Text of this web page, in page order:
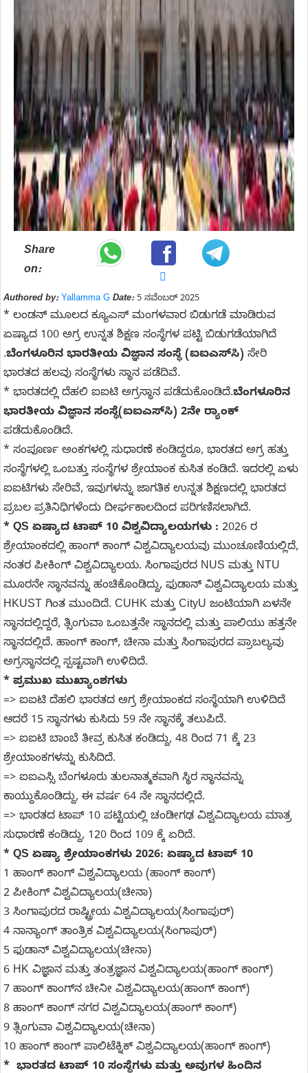
Share
on:
Authored by: Yallamma G Date:5 ನವೆಂಬರ್ 2025
* ಲಂಡನ್‌ ಮೂಲದ ಕ್ಯೂಎಸ್‌ ಮಂಗಳವಾರ ಬಿಡುಗಡೆ ಮಾಡಿರುವ
ಏಷ್ಯಾದ 100 ಅಗ್ರ ಉನ್ನತ ಶಿಕ್ಷಣ ಸಂಸ್ಥೆಗಳ ಪಟ್ಟಿ ಬಿಡುಗಡೆಯಾಗಿದೆ
.ಬೆಂಗಳೂರಿನ ಭಾರತೀಯ ವಿಜ್ಞಾನ ಸಂಸ್ಥೆ (ಐಐಎಸ್‌ಸಿ) ಸೇರಿ
ಭಾರತದ ಹಲವು ಸಂಸ್ಥೆಗಳು ಸ್ಥಾನ ಪಡೆದಿವೆ.
* ಭಾರತದಲ್ಲಿ ದೆಹಲಿ ಐಐಟಿ ಅಗ್ರಸ್ಥಾನ ಪಡೆದುಕೊಂಡಿದೆ.ಬೆಂಗಳೂರಿನ
ಭಾರತೀಯ ವಿಜ್ಞಾನ ಸಂಸ್ಥೆ(ಐಐಎಸ್‌ಸಿ) 2ನೇ ರ‍್ಯಾಂಕ್
ಪಡೆದುಕೊಂಡಿದೆ.
* ಸಂಪೂರ್ಣ ಅಂಕಗಳಲ್ಲಿ ಸುಧಾರಣೆ ಕಂಡಿದ್ದರೂ, ಭಾರತದ ಅಗ್ರ ಹತ್ತು
ಸಂಸ್ಥೆಗಳಲ್ಲಿ ಒಂಬತ್ತು ಸಂಸ್ಥೆಗಳ ಶ್ರೇಯಾಂಕ ಕುಸಿತ ಕಂಡಿದೆ. ಇದರಲ್ಲಿ ಏಳು
ಐಐಟಿಗಳು ಸೇರಿವೆ, ಇವುಗಳನ್ನು ಜಾಗತಿಕ ಉನ್ನತ ಶಿಕ್ಷಣದಲ್ಲಿ ಭಾರತದ
ಪ್ರಬಲ ಪ್ರತಿನಿಧಿಗಳೆಂದು ದೀರ್ಘಕಾಲದಿಂದ ಪರಿಗಣಿಸಲಾಗಿದೆ.
* QS ಏಷ್ಯಾದ ಟಾಪ್ 10 ವಿಶ್ವವಿದ್ಯಾಲಯಗಳು : 2026 ರ
ಶ್ರೇಯಾಂಕದಲ್ಲಿ ಹಾಂಗ್ ಕಾಂಗ್ ವಿಶ್ವವಿದ್ಯಾಲಯವು ಮುಂಚೂಣಿಯಲ್ಲಿದೆ,
ನಂತರ ಪೀಕಿಂಗ್ ವಿಶ್ವವಿದ್ಯಾಲಯ. ಸಿಂಗಾಪುರದ NUS ಮತ್ತು NTU
ಮೂರನೇ ಸ್ಥಾನವನ್ನು ಹಂಚಿಕೊಂಡಿದ್ದು, ಫುಡಾನ್ ವಿಶ್ವವಿದ್ಯಾಲಯ ಮತ್ತು
HKUST ಗಿಂತ ಮುಂದಿದೆ. CUHK ಮತ್ತು CityU ಜಂಟಿಯಾಗಿ ಏಳನೇ
ಸ್ಥಾನದಲ್ಲಿದ್ದರೆ, ತ್ಸಿಂಗುವಾ ಒಂಬತ್ತನೇ ಸ್ಥಾನದಲ್ಲಿ ಮತ್ತು ಪಾಲಿಯು ಹತ್ತನೇ
ಸ್ಥಾನದಲ್ಲಿದೆ. ಹಾಂಗ್ ಕಾಂಗ್, ಚೀನಾ ಮತ್ತು ಸಿಂಗಾಪುರದ ಪ್ರಾಬಲ್ಯವು
ಅಗ್ರಸ್ಥಾನದಲ್ಲಿ ಸ್ಪಷ್ಟವಾಗಿ ಉಳಿದಿದೆ.
* ಪ್ರಮುಖ ಮುಖ್ಯಾಂಶಗಳು
=> ಐಐಟಿ ದೆಹಲಿ ಭಾರತದ ಅಗ್ರ ಶ್ರೇಯಾಂಕದ ಸಂಸ್ಥೆಯಾಗಿ ಉಳಿದಿದೆ
ಆದರೆ 15 ಸ್ಥಾನಗಳು ಕುಸಿದು 59 ನೇ ಸ್ಥಾನಕ್ಕೆ ತಲುಪಿದೆ.
=> ಐಐಟಿ ಬಾಂಬೆ ತೀವ್ರ ಕುಸಿತ ಕಂಡಿದ್ದು, 48 ರಿಂದ 71 ಕ್ಕೆ 23
ಶ್ರೇಯಾಂಕಗಳನ್ನು ಕುಸಿದಿದೆ.
=> ಐಐಎಸ್ಸಿ ಬೆಂಗಳೂರು ತುಲನಾತ್ಮಕವಾಗಿ ಸ್ಥಿರ ಸ್ಥಾನವನ್ನು
ಕಾಯ್ದುಕೊಂಡಿದ್ದು, ಈ ವರ್ಷ 64 ನೇ ಸ್ಥಾನದಲ್ಲಿದೆ.
=> ಭಾರತದ ಟಾಪ್ 10 ಪಟ್ಟಿಯಲ್ಲಿ ಚಂಡೀಗಢ ವಿಶ್ವವಿದ್ಯಾಲಯ ಮಾತ್ರ
ಸುಧಾರಣೆ ಕಂಡಿದ್ದು, 120 ರಿಂದ 109 ಕ್ಕೆ ಏರಿದೆ.
* QS ಏಷ್ಯಾ ಶ್ರೇಯಾಂಕಗಳು 2026: ಏಷ್ಯಾದ ಟಾಪ್ 10
1 ಹಾಂಗ್ ಕಾಂಗ್ ವಿಶ್ವವಿದ್ಯಾಲಯ (ಹಾಂಗ್ ಕಾಂಗ್)
2 ಪೀಕಿಂಗ್ ವಿಶ್ವವಿದ್ಯಾಲಯ(ಚೀನಾ)
3 ಸಿಂಗಾಪುರದ ರಾಷ್ಟ್ರೀಯ ವಿಶ್ವವಿದ್ಯಾಲಯ(ಸಿಂಗಾಪುರ್)
4 ನಾನ್ಯಾಂಗ್ ತಾಂತ್ರಿಕ ವಿಶ್ವವಿದ್ಯಾಲಯ(ಸಿಂಗಾಪುರ್)
5 ಫುಡಾನ್ ವಿಶ್ವವಿದ್ಯಾಲಯ(ಚೀನಾ)
6 HK ವಿಜ್ಞಾನ ಮತ್ತು ತಂತ್ರಜ್ಞಾನ ವಿಶ್ವವಿದ್ಯಾಲಯ(ಹಾಂಗ್ ಕಾಂಗ್)
7 ಹಾಂಗ್ ಕಾಂಗ್‌ನ ಚೀನೀ ವಿಶ್ವವಿದ್ಯಾಲಯ(ಹಾಂಗ್ ಕಾಂಗ್)
8 ಹಾಂಗ್ ಕಾಂಗ್ ನಗರ ವಿಶ್ವವಿದ್ಯಾಲಯ(ಹಾಂಗ್ ಕಾಂಗ್)
9 ತ್ಸಿಂಗುವಾ ವಿಶ್ವವಿದ್ಯಾಲಯ(ಚೀನಾ)
10 ಹಾಂಗ್ ಕಾಂಗ್ ಪಾಲಿಟೆಕ್ನಿಕ್ ವಿಶ್ವವಿದ್ಯಾಲಯ(ಹಾಂಗ್ ಕಾಂಗ್)
* ಭಾರತದ ಟಾಪ್ 10 ಸಂಸ್ಥೆಗಳು ಮತ್ತು ಅವುಗಳ ಹಿಂದಿನ